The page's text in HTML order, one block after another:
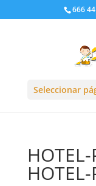
666
Seleccionar